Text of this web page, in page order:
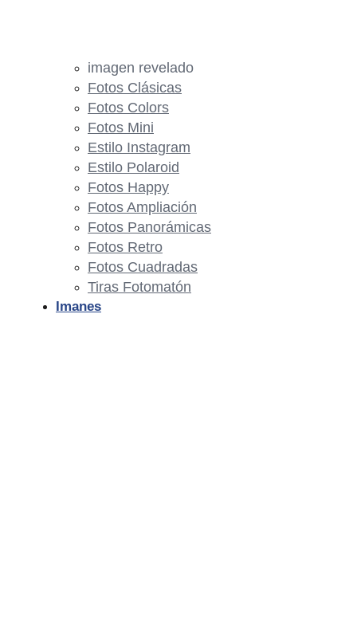
imagen revelado
Fotos Clásicas
Fotos Colors
Fotos Mini
Estilo Instagram
Estilo Polaroid
Fotos Happy
Fotos Ampliación
Fotos Panorámicas
Fotos Retro
Fotos Cuadradas
Tiras Fotomatón
Imanes